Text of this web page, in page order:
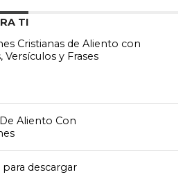
TI
Cristianas de Aliento con
Versículos y Frases
Aliento Con
descargar